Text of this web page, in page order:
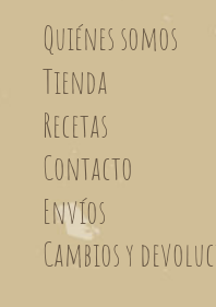
Quiénes somos
Tienda
Recetas
Contacto
Envíos
Cambios y